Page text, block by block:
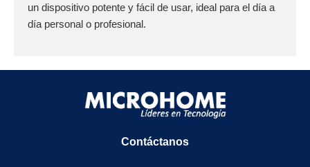
un dispositivo potente y fácil de usar, ideal para el día a
día personal o profesional.
Contáctanos